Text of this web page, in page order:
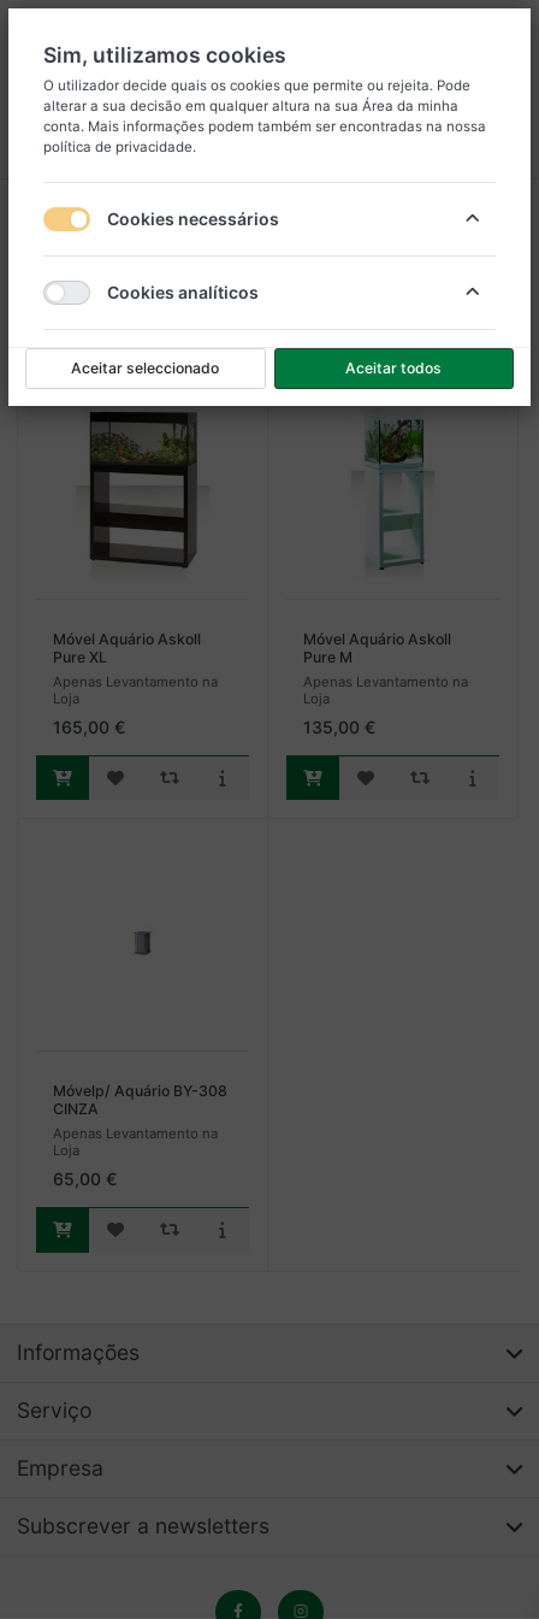
Menu Iniciar sessão
8
Móveis
Filtro
Móvel Aquário Askoll
Pure XL
Apenas Levantamento na
Loja
165,00 €
Móvel Aquário Askoll
Pure M
Apenas Levantamento na
Loja
135,00 €
Móvelp/ Aquário BY-308
CINZA
Apenas Levantamento na
Loja
65,00 €
Informações
Serviço
Empresa
Subscrever a newsletters
Sim, utilizamos cookies
O utilizador decide quais os cookies que permite ou rejeita. Pode
alterar a sua decisão em qualquer altura na sua Área da minha
conta. Mais informações podem também ser encontradas na nossa
política de privacidade.
Cookies necessários
Cookies analíticos
Aceitar seleccionado Aceitar todos